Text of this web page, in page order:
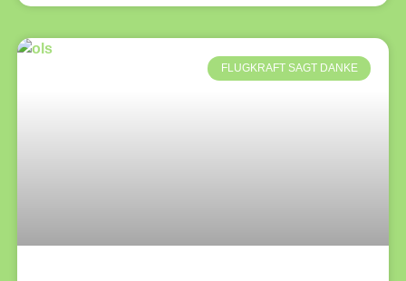
FLUGKRAFT SAGT DANKE